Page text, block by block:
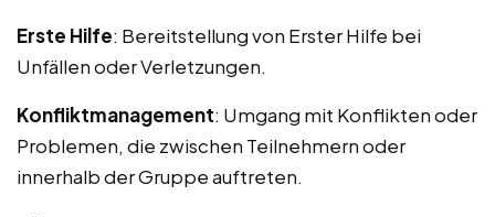
Erste Hilfe: Bereitstellung von Erster Hilfe bei
Unfällen oder Verletzungen.
Konfliktmanagement: Umgang mit Konflikten oder
Problemen, die zwischen Teilnehmern oder
innerhalb der Gruppe auftreten.